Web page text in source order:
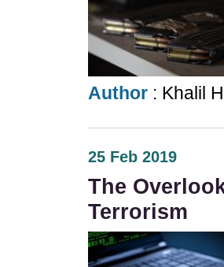
Author : Khalil
25 Feb 2019
The
Terrorism